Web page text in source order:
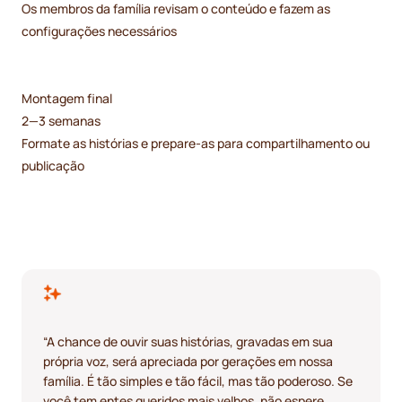
Os membros da família revisam o conteúdo e fazem as
configurações necessários
Montagem final
2—3 semanas
Formate as histórias e prepare-as para compartilhamento ou
publicação
“A chance de ouvir suas histórias, gravadas em sua
própria voz, será apreciada por gerações em nossa
família. É tão simples e tão fácil, mas tão poderoso. Se